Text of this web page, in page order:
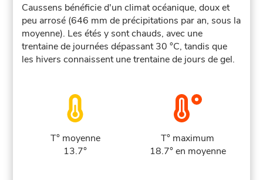
Caussens bénéficie d'un climat océanique, doux et
peu arrosé (646 mm de précipitations par an, sous la
moyenne). Les étés y sont chauds, avec une
trentaine de journées dépassant 30 °C, tandis que
les hivers connaissent une trentaine de jours de gel.
T° moyenne
13.7°
T° maximum
18.7° en moyenne